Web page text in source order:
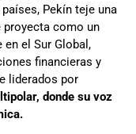
Pekín teje una
proyecta como un
el Sur Global,
financieras y
liderados por
donde su voz